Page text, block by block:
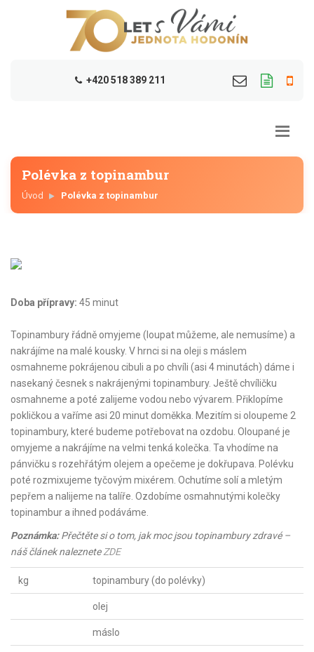
+420 518 389 211
Polévka z topinambur
Úvod Polévka z topinambur
Doba přípravy: 45 minut
Topinambury řádně omyjeme (loupat můžeme, ale nemusíme) a
nakrájíme na malé kousky. V hrnci si na oleji s máslem
osmahneme pokrájenou cibuli a po chvíli (asi 4 minutách) dáme i
nasekaný česnek s nakrájenými topinambury. Ještě chvíličku
osmahneme a poté zalijeme vodou nebo vývarem. Přiklopíme
pokličkou a vaříme asi 20 minut doměkka. Mezitím si oloupeme 2
topinambury, které budeme potřebovat na ozdobu. Oloupané je
omyjeme a nakrájíme na velmi tenká kolečka. Ta vhodíme na
pánvičku s rozehřátým olejem a opečeme je dokřupava. Polévku
poté rozmixujeme tyčovým mixérem. Ochutíme solí a mletým
pepřem a nalijeme na talíře. Ozdobíme osmahnutými kolečky
topinambur a ihned podáváme.
Poznámka:Přečtěte si o tom, jak moc jsou topinambury zdravé –
náš článek nalezneteZDE
kg topinambury (do polévky)
olej
máslo